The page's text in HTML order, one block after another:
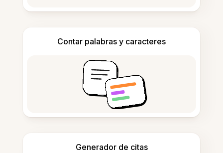
Contar palabras y caracteres
Generador de citas